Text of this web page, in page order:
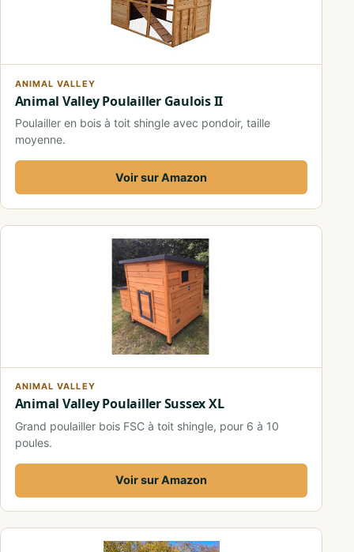
ANIMAL VALLEY
Animal Valley Poulailler Gaulois II
Poulailler en bois à toit shingle avec pondoir, taille
moyenne.
Voir sur Amazon
ANIMAL VALLEY
Animal Valley Poulailler Sussex XL
Grand poulailler bois FSC à toit shingle, pour 6 à 10
poules.
Voir sur Amazon